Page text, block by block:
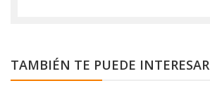
TAMBIÉN TE PUEDE INTERESAR